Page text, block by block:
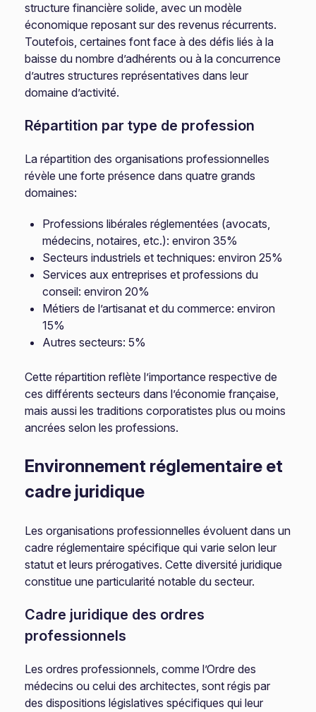
structure financière solide, avec un modèle
économique reposant sur des revenus récurrents.
Toutefois, certaines font face à des défis liés à la
baisse du nombre d’adhérents ou à la concurrence
d’autres structures représentatives dans leur
domaine d’activité.
Répartition par type de profession
La répartition des organisations professionnelles
révèle une forte présence dans quatre grands
domaines:
Professions libérales réglementées (avocats,
médecins, notaires, etc.): environ 35%
Secteurs industriels et techniques: environ 25%
Services aux entreprises et professions du
conseil: environ 20%
Métiers de l’artisanat et du commerce: environ
15%
Autres secteurs: 5%
Cette répartition reflète l’importance respective de
ces différents secteurs dans l’économie française,
mais aussi les traditions corporatistes plus ou moins
ancrées selon les professions.
Environnement réglementaire et
cadre juridique
Les organisations professionnelles évoluent dans un
cadre réglementaire spécifique qui varie selon leur
statut et leurs prérogatives. Cette diversité juridique
constitue une particularité notable du secteur.
Cadre juridique des ordres
professionnels
Les ordres professionnels, comme l’Ordre des
médecins ou celui des architectes, sont régis par
des dispositions législatives spécifiques qui leur